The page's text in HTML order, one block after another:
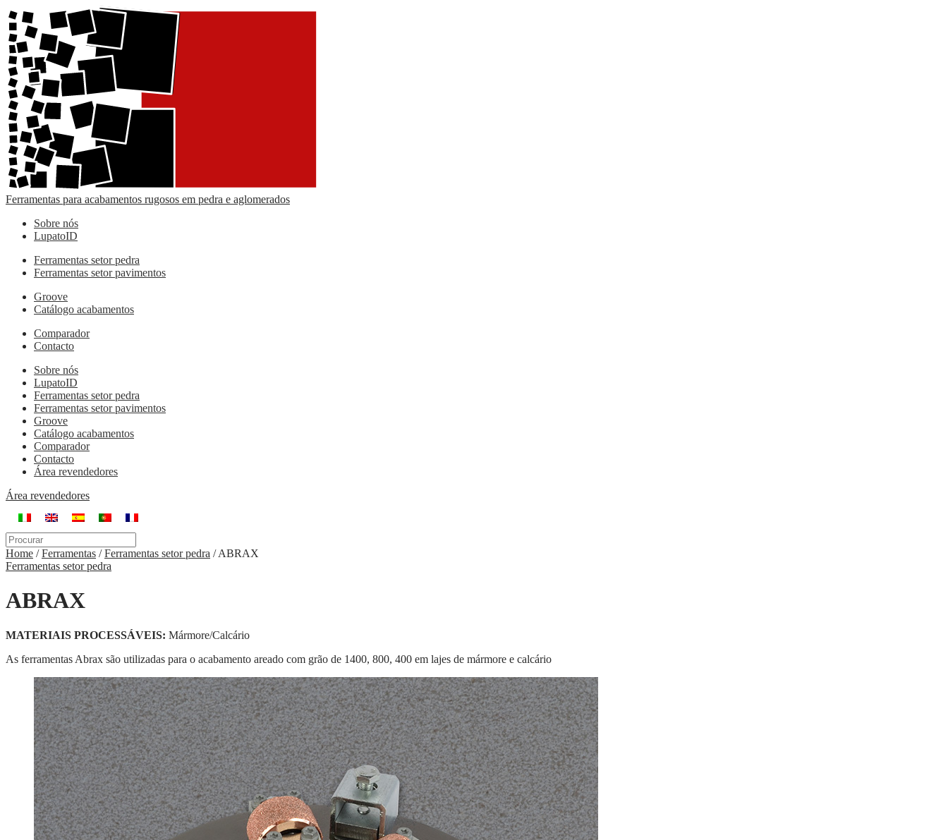
Ferramentas para acabamentos rugosos em pedra e aglomerados
Sobre nós
LupatoID
Ferramentas setor pedra
Ferramentas setor pavimentos
Groove
Catálogo acabamentos
Comparador
Contacto
Sobre nós
LupatoID
Ferramentas setor pedra
Ferramentas setor pavimentos
Groove
Catálogo acabamentos
Comparador
Contacto
Área revendedores
Área revendedores
Home /Ferramentas /Ferramentas setor pedra /ABRAX
Ferramentas setor pedra
ABRAX
MATERIAIS PROCESSÁVEIS: Mármore/Calcário
As ferramentas Abrax são utilizadas para o acabamento areado com grão de 1400, 800, 400 em lajes de mármore e calcário